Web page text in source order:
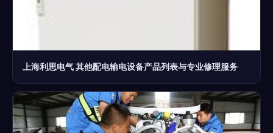
上海利思电气 其他配电输电设备产品列表与专业修理服务